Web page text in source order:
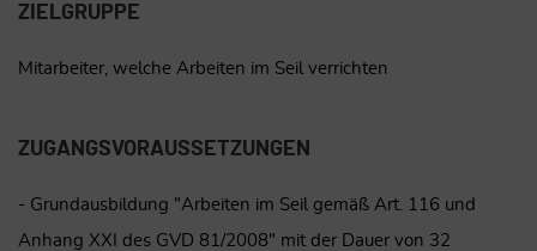
ZIELGRUPPE
Mitarbeiter, welche Arbeiten im Seil verrichten
ZUGANGSVORAUSSETZUNGEN
- Grundausbildung "Arbeiten im Seil gemäß Art. 116 und
Anhang XXI des GVD 81/2008" mit der Dauer von 32